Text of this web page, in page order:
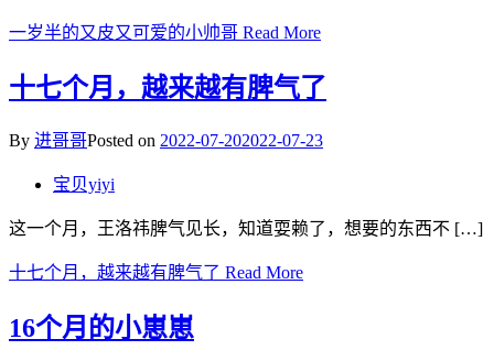
一岁半的又皮又可爱的小帅哥 Read More
十七个月，越来越有脾气了
By 进哥哥Posted on 2022-07-202022-07-23
宝贝yiyi
这一个月，王洛祎脾气见长，知道耍赖了，想要的东西不 […]
十七个月，越来越有脾气了 Read More
16个月的小崽崽